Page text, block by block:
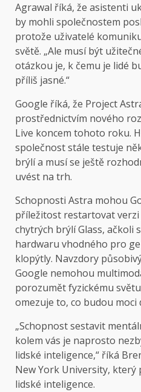
Agrawal říká, že asistenti
by mohli společnostem
protože uživatelé
světě. „Ale musí být
otázkou je, k čemu je lidé
příliš jasné.“
Google říká, že Project
prostřednictvím nového
Live koncem tohoto roku.
společnost stále testuje
brýlí a musí se ještě
uvést na trh.
Schopnosti Astra mohou
příležitost restartovat
chytrých brýlí Glass, ačkoli
hardwaru vhodného pro
klopýtly. Navzdory
Google nemohou
porozumět fyzickému
omezuje to, co budou moci
„Schopnost sestavit
kolem vás je naprosto
lidské inteligence,“ říká
New York University, který
lidské inteligence.